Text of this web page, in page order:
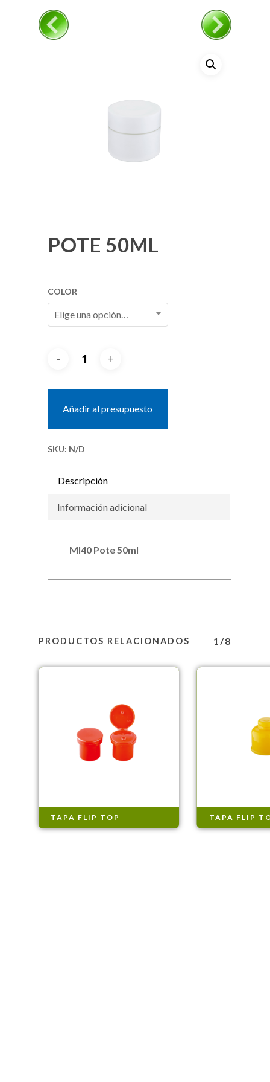
POTE 50ML
COLOR
Elige una opción…
Añadir al presupuesto
SKU: N/D
Descripción
Información adicional
MI40 Pote 50ml
PRODUCTOS RELACIONADOS 1/8
TAPA FLIP TOP TAPA FLIP